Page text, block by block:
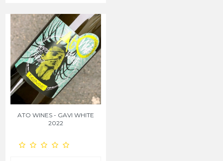
ATO WINES - GAVI WHITE
2022